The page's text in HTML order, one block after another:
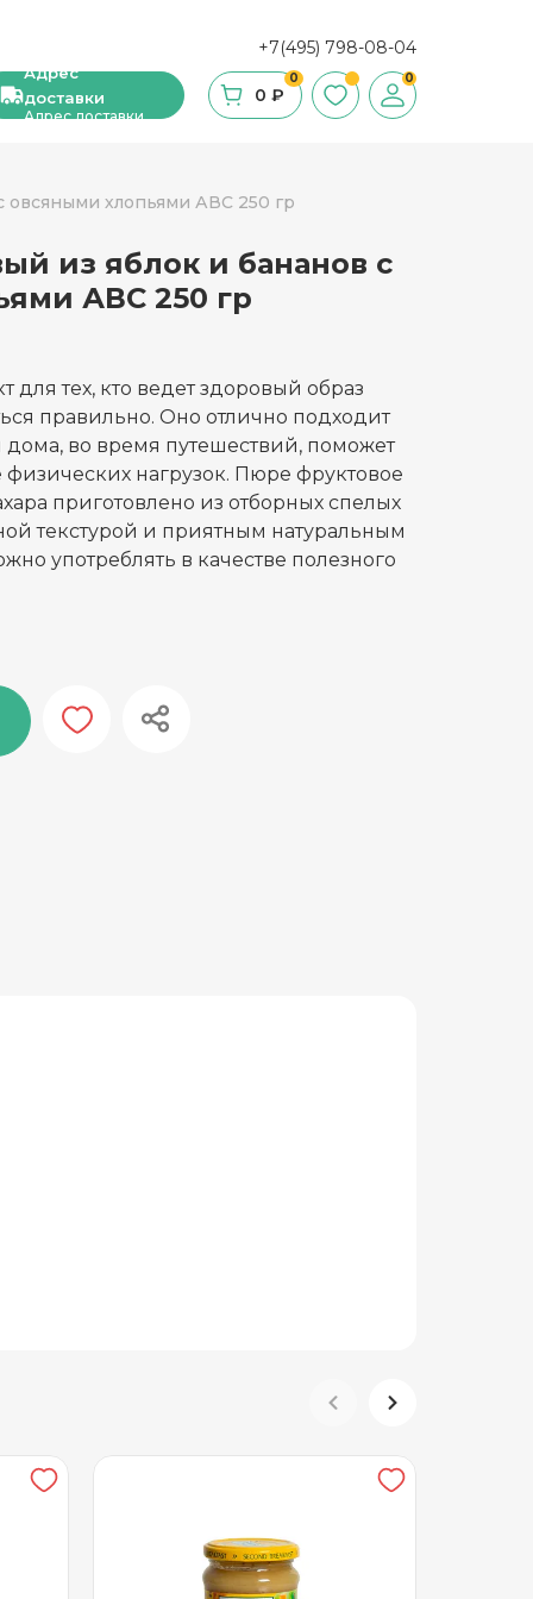
+7(495) 798-08-04
Адрес
доставки
Адрес доставки
0
0 ₽
0
овсяными хлопьями АВС 250 гр
из яблок и бананов с
АВС 250 гр
для тех, кто ведет здоровый образ
правильно. Оно отлично подходит
дома, во время путешествий, поможет
физических нагрузок. Пюре фруктовое
приготовлено из отборных спелых
текстурой и приятным натуральным
употреблять в качестве полезного
сухие завтраки, мюсли
масло
и уксус